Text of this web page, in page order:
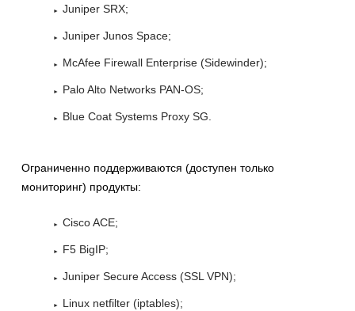
Juniper SRX;
Juniper Junos Space;
McAfee Firewall Enterprise (Sidewinder);
Palo Alto Networks PAN-OS;
Blue Coat Systems Proxy SG.
Ограниченно поддерживаются (доступен только
мониторинг) продукты:
Cisco ACE;
F5 BigIP;
Juniper Secure Access (SSL VPN);
Linux netfilter (iptables);